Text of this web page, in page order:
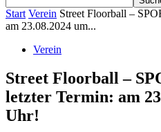
Start Verein Street Floorball –
am 23.08.2024 um...
Verein
Street Floorball –
letzter Termin: am
Uhr!